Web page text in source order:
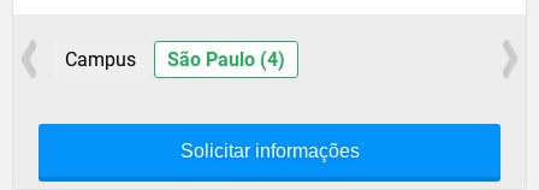
Campus São Paulo (4)
Solicitar informações